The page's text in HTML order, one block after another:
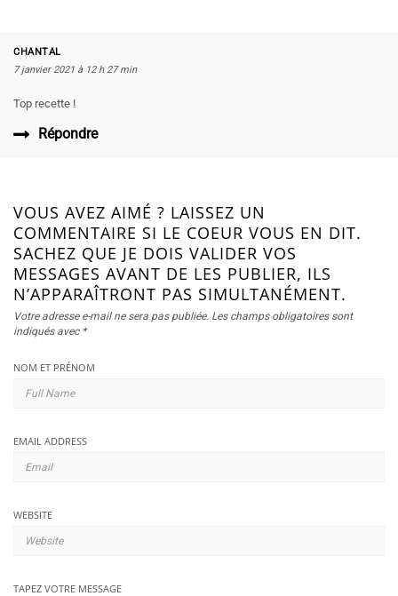
CHANTAL
7 janvier 2021 à 12 h 27 min
Top recette !
Répondre
VOUS AVEZ AIMÉ ? LAISSEZ UN
COMMENTAIRE SI LE COEUR VOUS EN DIT.
SACHEZ QUE JE DOIS VALIDER VOS
MESSAGES AVANT DE LES PUBLIER, ILS
N’APPARAÎTRONT PAS SIMULTANÉMENT.
Votre adresse e-mail ne sera pas publiée. Les champs obligatoires sont
indiqués avec *
NOM ET PRÉNOM
EMAIL ADDRESS
WEBSITE
TAPEZ VOTRE MESSAGE